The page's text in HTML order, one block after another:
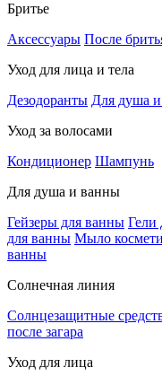
Бритье
Аксессуары После
Уход для лица и тела
Дезодоранты Для душа
Уход за волосами
Кондиционер Шампунь
Для душа и ванны
Гейзеры для ванны Гели
для ванны Мыло
ванны
Солнечная линия
Солнцезащитные
после загара
Уход для лица